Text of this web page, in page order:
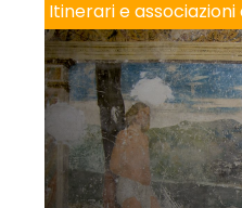
Itinerari e